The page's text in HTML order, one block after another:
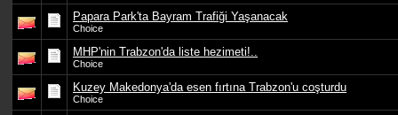
Papara Park'ta Bayram Trafiği Yaşanacak
Choice
MHP'nin Trabzon'da liste hezimeti!..
Choice
Kuzey Makedonya'da esen fırtına Trabzon'u coşturdu
Choice